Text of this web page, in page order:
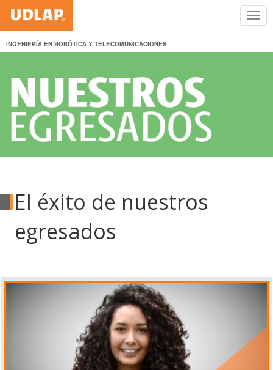
INGENIERÍA EN ROBÓTICA Y TELECOMUNICACIONES
El éxito de nuestros
egresados